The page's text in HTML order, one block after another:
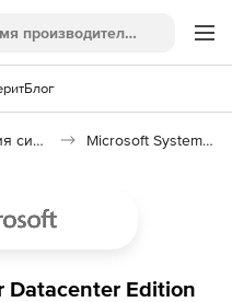
Блог
Расширения системы Microsoft System Center
Datacenter Edition